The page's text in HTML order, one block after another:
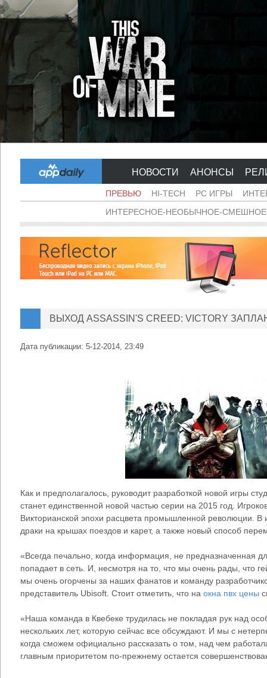
НОВОСТИ АНОНСЫ
ПРЕВЬЮ HI-TECH PC ИГРЫ
ИНТЕРЕСНОЕ-НЕОБЫЧНОЕ-
ВЫХОД ASSASSIN'S CREED: VICTORY
Дата публикации: 5-12-2014, 23:49
Как и предполагалось, руководит разработкой новой игры
станет единственной новой частью серии на 2015 год.
Викторианской эпохи расцвета промышленной революции. В
драки на крышах поездов и карет, а также новый способ
«Всегда печально, когда информация, не предназначенная
попадает в сеть. И, несмотря на то, что мы очень рады, что
мы очень огорчены за наших фанатов и команду
представитель Ubisoft. Стоит отметить, что на окна пвх цены
«Наша команда в Квебеке трудилась не покладая рук над
нескольких лет, которую сейчас все обсуждают. И мы с
когда сможем официально рассказать о том, над чем
главным приоритетом по-прежнему остается